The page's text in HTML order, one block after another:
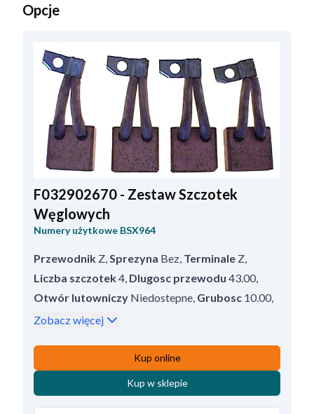
Opcje
F032902670 - Zestaw Szczotek
Węglowych
Numery użytkowe BSX964
Przewodnik Z,Sprezyna Bez, Terminale Z,
Liczba szczotek4, Dlugosc przewodu 43.00,
Otwór lutowniczy Niedostepne, Grubosc 10.00,
Napiecie 12,Dlugosc
Zobacz więcej
Kup online
Kup w sklepie